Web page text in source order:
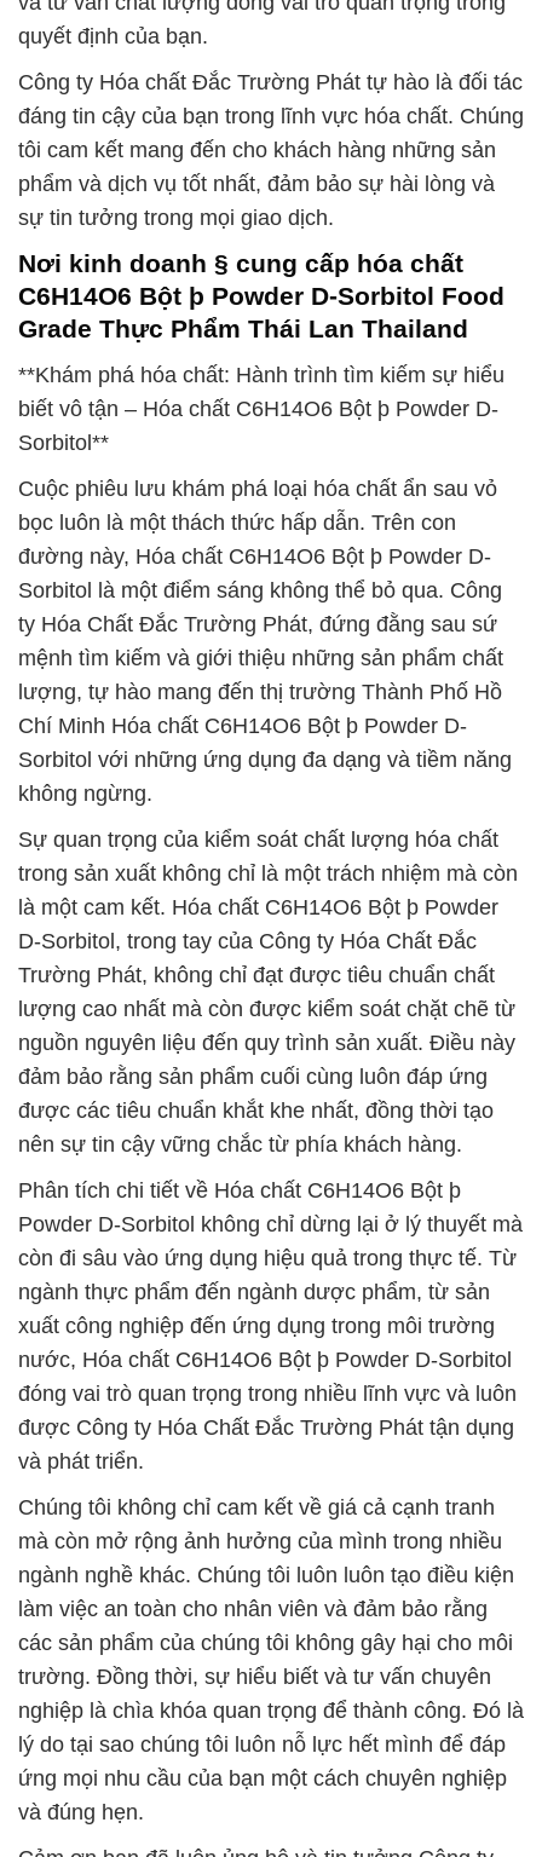
quyết định của bạn.
Công ty Hóa chất Đắc Trường Phát tự hào là đối tác
đáng tin cậy của bạn trong lĩnh vực hóa chất. Chúng
tôi cam kết mang đến cho khách hàng những sản
phẩm và dịch vụ tốt nhất, đảm bảo sự hài lòng và
sự tin tưởng trong mọi giao dịch.
Nơi kinh doanh § cung cấp hóa chất
C6H14O6 Bột þ Powder D-Sorbitol Food
Grade Thực Phẩm Thái Lan Thailand
**Khám phá hóa chất: Hành trình tìm kiếm sự hiểu
biết vô tận – Hóa chất C6H14O6 Bột þ Powder D-
Sorbitol**
Cuộc phiêu lưu khám phá loại hóa chất ẩn sau vỏ
bọc luôn là một thách thức hấp dẫn. Trên con
đường này, Hóa chất C6H14O6 Bột þ Powder D-
Sorbitol là một điểm sáng không thể bỏ qua. Công
ty Hóa Chất Đắc Trường Phát, đứng đằng sau sứ
mệnh tìm kiếm và giới thiệu những sản phẩm chất
lượng, tự hào mang đến thị trường Thành Phố Hồ
Chí Minh Hóa chất C6H14O6 Bột þ Powder D-
Sorbitol với những ứng dụng đa dạng và tiềm năng
không ngừng.
Sự quan trọng của kiểm soát chất lượng hóa chất
trong sản xuất không chỉ là một trách nhiệm mà còn
là một cam kết. Hóa chất C6H14O6 Bột þ Powder
D-Sorbitol, trong tay của Công ty Hóa Chất Đắc
Trường Phát, không chỉ đạt được tiêu chuẩn chất
lượng cao nhất mà còn được kiểm soát chặt chẽ từ
nguồn nguyên liệu đến quy trình sản xuất. Điều này
đảm bảo rằng sản phẩm cuối cùng luôn đáp ứng
được các tiêu chuẩn khắt khe nhất, đồng thời tạo
nên sự tin cậy vững chắc từ phía khách hàng.
Phân tích chi tiết về Hóa chất C6H14O6 Bột þ
Powder D-Sorbitol không chỉ dừng lại ở lý thuyết mà
còn đi sâu vào ứng dụng hiệu quả trong thực tế. Từ
ngành thực phẩm đến ngành dược phẩm, từ sản
xuất công nghiệp đến ứng dụng trong môi trường
nước, Hóa chất C6H14O6 Bột þ Powder D-Sorbitol
đóng vai trò quan trọng trong nhiều lĩnh vực và luôn
được Công ty Hóa Chất Đắc Trường Phát tận dụng
và phát triển.
Chúng tôi không chỉ cam kết về giá cả cạnh tranh
mà còn mở rộng ảnh hưởng của mình trong nhiều
ngành nghề khác. Chúng tôi luôn luôn tạo điều kiện
làm việc an toàn cho nhân viên và đảm bảo rằng
các sản phẩm của chúng tôi không gây hại cho môi
trường. Đồng thời, sự hiểu biết và tư vấn chuyên
nghiệp là chìa khóa quan trọng để thành công. Đó là
lý do tại sao chúng tôi luôn nỗ lực hết mình để đáp
ứng mọi nhu cầu của bạn một cách chuyên nghiệp
và đúng hẹn.